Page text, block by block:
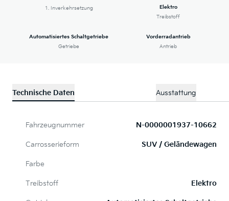
1. Inverkehrsetzung
Elektro
Treibstoff
Automatisiertes Schaltgetriebe
Getriebe
Vorderradantrieb
Antrieb
Technische Daten Ausstattung
Fahrzeugnummer N-0000001937-10662
Carrosserieform SUV / Geländewagen
Farbe
Treibstoff Elektro